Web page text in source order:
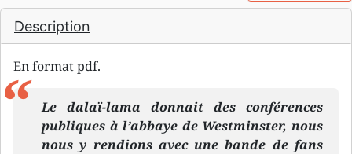
Description
En format pdf.
Le dalaï-lama donnait des conférences
publiques à l’abbaye de Westminster, nous
nous y rendions avec une bande de fans